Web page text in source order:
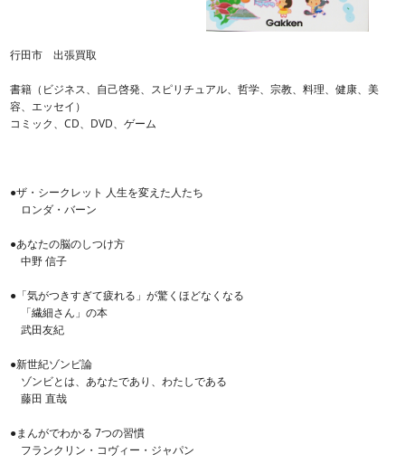
行田市 出張買取
書籍（ビジネス、自己啓発、スピリチュアル、哲学、宗教、料理、健康、美
容、エッセイ）
コミック、CD、DVD、ゲーム
●ザ・シークレット 人生を変えた人たち
ロンダ・バーン
●あなたの脳のしつけ方
中野 信子
●「気がつきすぎて疲れる」が驚くほどなくなる
「繊細さん」の本
武田友紀
●新世紀ゾンビ論
ゾンビとは、あなたであり、わたしである
藤田 直哉
●まんがでわかる 7つの習慣
フランクリン・コヴィー・ジャパン